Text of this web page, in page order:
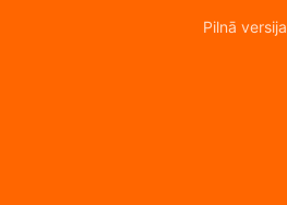
Pilnā versija